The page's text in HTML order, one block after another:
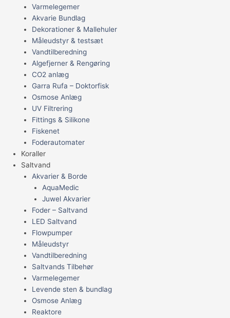
Varmelegemer
Akvarie Bundlag
Dekorationer & Mallehuler
Måleudstyr & testsæt
Vandtilberedning
Algefjerner & Rengøring
CO2 anlæg
Garra Rufa – Doktorfisk
Osmose Anlæg
UV Filtrering
Fittings & Silikone
Fiskenet
Foderautomater
Koraller
Saltvand
Akvarier & Borde
AquaMedic
Juwel Akvarier
Foder – Saltvand
LED Saltvand
Flowpumper
Måleudstyr
Vandtilberedning
Saltvands Tilbehør
Varmelegemer
Levende sten & bundlag
Osmose Anlæg
Reaktore